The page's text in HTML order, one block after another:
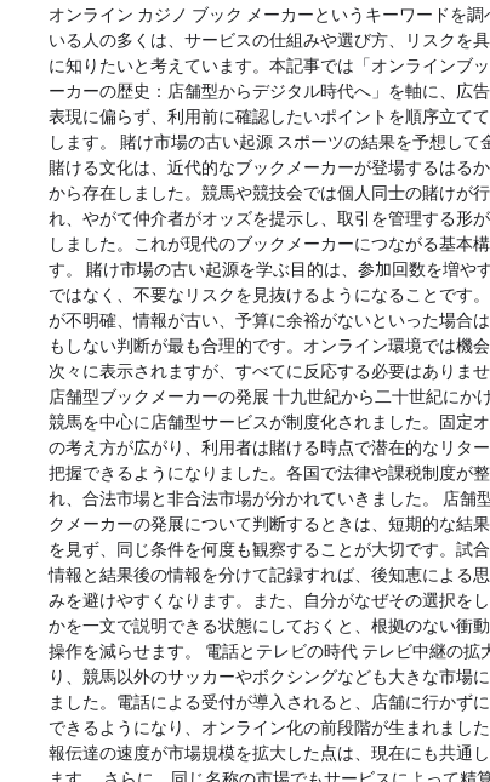
オンライン カジノ ブック メーカーというキーワードを調
いる人の多くは、サービスの仕組みや選び方、リスクを
に知りたいと考えています。本記事では「オンラインブ
ーカーの歴史：店舗型からデジタル時代へ」を軸に、広
表現に偏らず、利用前に確認したいポイントを順序立て
します。 賭け市場の古い起源 スポーツの結果を予想して
賭ける文化は、近代的なブックメーカーが登場するはる
から存在しました。競馬や競技会では個人同士の賭けが
れ、やがて仲介者がオッズを提示し、取引を管理する形
しました。これが現代のブックメーカーにつながる基本
す。 賭け市場の古い起源を学ぶ目的は、参加回数を増や
ではなく、不要なリスクを見抜けるようになることです
が不明確、情報が古い、予算に余裕がないといった場合
もしない判断が最も合理的です。オンライン環境では機
次々に表示されますが、すべてに反応する必要はありませ
店舗型ブックメーカーの発展 十九世紀から二十世紀にかけ
競馬を中心に店舗型サービスが制度化されました。固定
の考え方が広がり、利用者は賭ける時点で潜在的なリタ
把握できるようになりました。各国で法律や課税制度が
れ、合法市場と非合法市場が分かれていきました。 店舗
クメーカーの発展について判断するときは、短期的な結
を見ず、同じ条件を何度も観察することが大切です。試
情報と結果後の情報を分けて記録すれば、後知恵による
みを避けやすくなります。また、自分がなぜその選択を
かを一文で説明できる状態にしておくと、根拠のない衝
操作を減らせます。 電話とテレビの時代 テレビ中継の拡
り、競馬以外のサッカーやボクシングなども大きな市場
ました。電話による受付が導入されると、店舗に行かず
できるようになり、オンライン化の前段階が生まれまし
報伝達の速度が市場規模を拡大した点は、現在にも共通